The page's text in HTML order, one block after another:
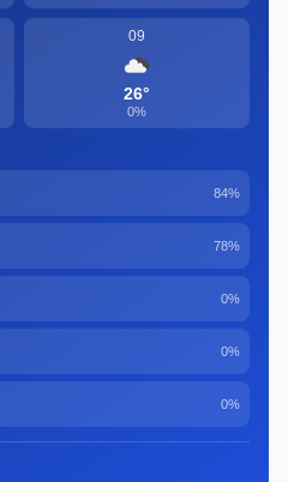
09
26°
0%
84%
78%
0%
0%
0%